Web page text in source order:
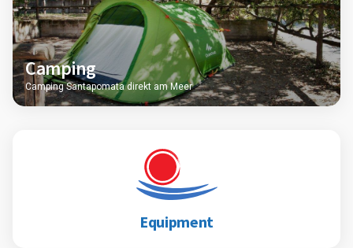
Camping
Camping Santapomata direkt am Meer
Equipment